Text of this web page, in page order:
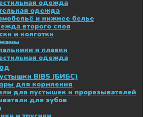
одежда
одежда
и нижнее белье
второго слоя
и колготки
и плавки
одежда
BIBS (БИБС)
для кормления
для пустышек и прорезывателей
для зубов